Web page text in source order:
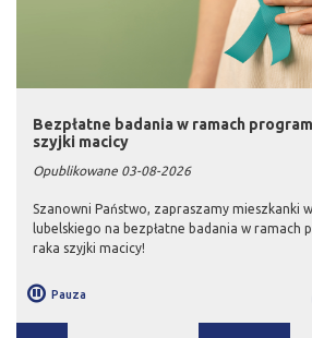
Bezpłatne badania w ramach
szyjki macicy
Opublikowane 03-08-2026
Szanowni Państwo, zapraszamy mieszkanki
lubelskiego na bezpłatne badania w
raka szyjki macicy!
Pauza